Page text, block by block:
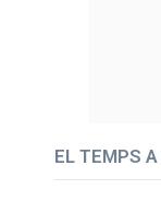
EL TEMPS